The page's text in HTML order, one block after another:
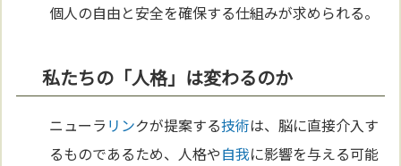
個人の自由と安全を確保する仕組みが求められる。
私たちの「人格」は変わるのか
ニューラ リンクが提案する技術は、脳に直接介入す
るものであるため、人格や自我に影響を与える可能